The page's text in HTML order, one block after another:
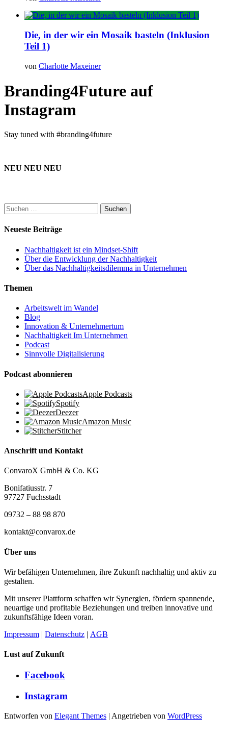
Die, in der wir ein Mosaik basteln (Inklusion
Teil 1)
von Charlotte Maxeiner
Branding4Future auf
Instagram
Stay tuned with #branding4future
NEU NEU NEU
Suchen
nach:
Neueste Beiträge
Nachhaltigkeit ist ein Mindset-Shift
Über die Entwicklung der Nachhaltigkeit
Über das Nachhaltigkeitsdilemma in Unternehmen
Themen
Arbeitswelt im Wandel
Blog
Innovation & Unternehmertum
Nachhaltigkeit Im Unternehmen
Podcast
Sinnvolle Digitalisierung
Podcast abonnieren
Apple Podcasts
Spotify
Deezer
Amazon Music
Stitcher
Anschrift und Kontakt
ConvaroX GmbH & Co. KG
Bonifatiusstr. 7
97727 Fuchsstadt
09732 – 88 98 870
kontakt@convarox.de
Über uns
Wir befähigen Unternehmen, ihre Zukunft nachhaltig und aktiv zu
gestalten.
Mit unserer Plattform schaffen wir Synergien, fördern spannende,
neuartige und profitable Beziehungen und treiben innovative und
zukunftsfähige Ideen voran.
Impressum | Datenschutz | AGB
Lust auf Zukunft
Facebook
Instagram
Entworfen von Elegant Themes | Angetrieben von WordPress